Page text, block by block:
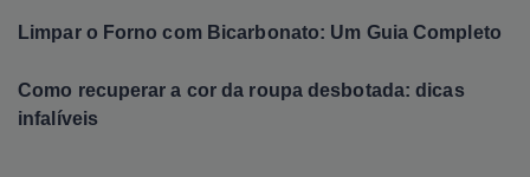
Limpar o Forno com Bicarbonato: Um Guia Completo
Como recuperar a cor da roupa desbotada: dicas
infalíveis